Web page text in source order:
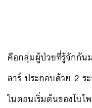
คือกลุ่มผู้ป่วยที่รู้จักกัน
ลาร์ ประกอบด้วย 2
ในตอนเริ่มต้นของไบ